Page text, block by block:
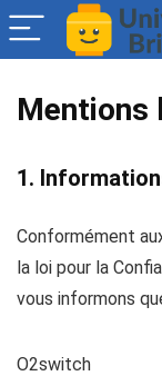
Mentions
1.
Conformément
la loi pour la
vous informons
O2switch